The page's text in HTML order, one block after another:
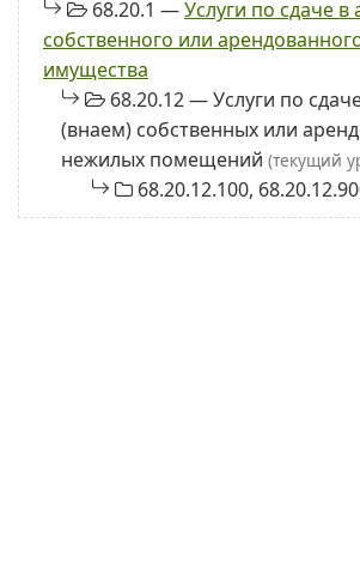
68.20.1 —Услуги по сдаче в
собственного или
имущества
68.20.12 — Услуги по
(внаем) собственных или
нежилых помещений (текущий
68.20.12.100,